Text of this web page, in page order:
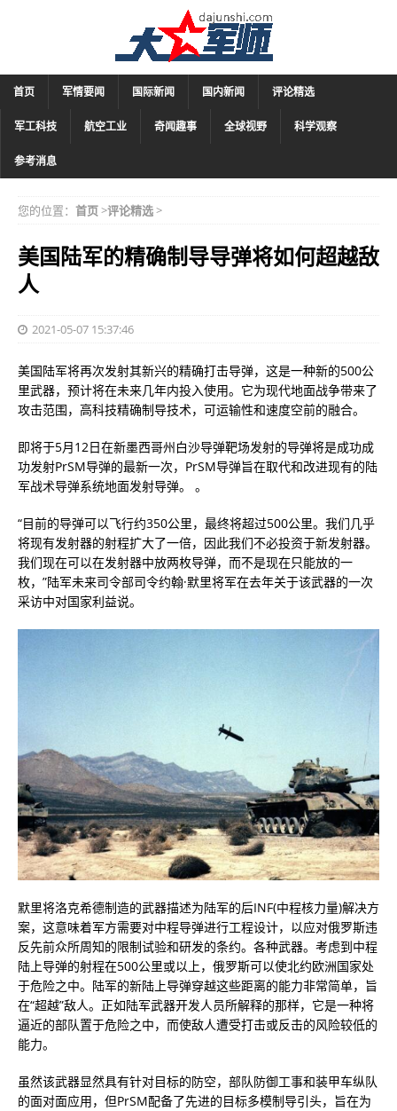
首页 军情要闻 国际新闻 国内新闻 评论精选
军工科技 航空工业 奇闻趣事 全球视野 科学观察
参考消息
您的位置： 首页>评论精选>
美国陆军的精确制导导弹将如何超越敌
人
2021-05-07 15:37:46
美国陆军将再次发射其新兴的精确打击导弹，这是一种新的500公
里武器，预计将在未来几年内投入使用。它为现代地面战争带来了
攻击范围，高科技精确制导技术，可运输性和速度空前的融合。
即将于5月12日在新墨西哥州白沙导弹靶场发射的导弹将是成功成
功发射PrSM导弹的最新一次，PrSM导弹旨在取代和改进现有的陆
军战术导弹系统地面发射导弹。 。
“目前的导弹可以飞行约350公里，最终将超过500公里。我们几乎
将现有发射器的射程扩大了一倍，因此我们不必投资于新发射器。
我们现在可以在发射器中放两枚导弹，而不是现在只能放的一
枚，”陆军未来司令部司令约翰·默里将军在去年关于该武器的一次
采访中对国家利益说。
默里将洛克希德制造的武器描述为陆军的后INF(中程核力量)解决方
案，这意味着军方需要对中程导弹进行工程设计，以应对俄罗斯违
反先前众所周知的限制试验和研发的条约。各种武器。考虑到中程
陆上导弹的射程在500公里或以上，俄罗斯可以使北约欧洲国家处
于危险之中。陆军的新陆上导弹穿越这些距离的能力非常简单，旨
在“超越”敌人。正如陆军武器开发人员所解释的那样，它是一种将
逼近的部队置于危险之中，而使敌人遭受打击或反击的风险较低的
能力。
虽然该武器显然具有针对目标的防空，部队防御工事和装甲车纵队
的面对面应用，但PrSM配备了先进的目标多模制导引头，旨在为